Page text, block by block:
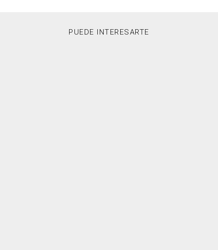
PUEDE INTERESARTE